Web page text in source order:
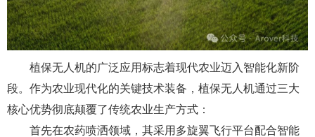
植保无人机的广泛应用标志着现代农业迈入智能化新阶
段。作为农业现代化的关键技术装备，植保无人机通过三大
核心优势彻底颠覆了传统农业生产方式：
首先在农药喷洒领域，其采用多旋翼飞行平台配合智能